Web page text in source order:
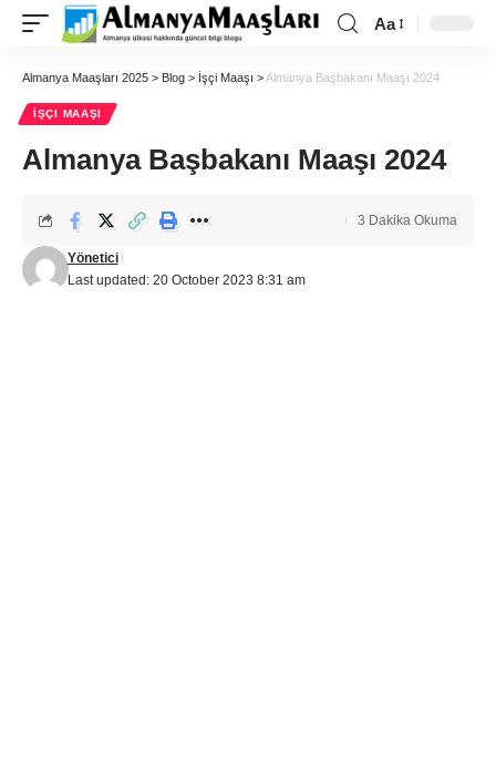
Aa
Almanya Maaşları 2025 > Blog > İşçi Maaşı >Almanya Başbakanı Maaşı 2024
İŞÇI MAAŞI
Almanya Başbakanı Maaşı 2024
Last updated: 20 October 2023 8:31 am
Yönetici
3 Dakika Okuma